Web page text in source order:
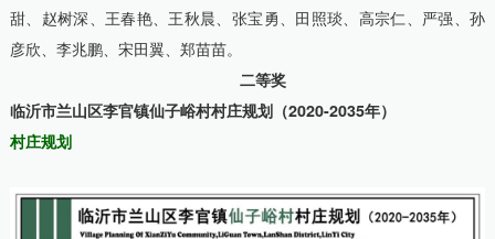
甜、赵树深、王春艳、王秋晨、张宝勇、田照琰、高宗仁、严强、孙
彦欣、李兆鹏、宋田翼、郑苗苗。
二等奖
临沂市兰山区李官镇仙子峪村村庄规划（2020-2035年）
村庄规划